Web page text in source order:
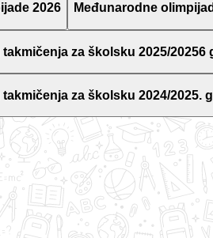
2026 Međunarodne
za školsku 2025/20256
za školsku 2024/2025.